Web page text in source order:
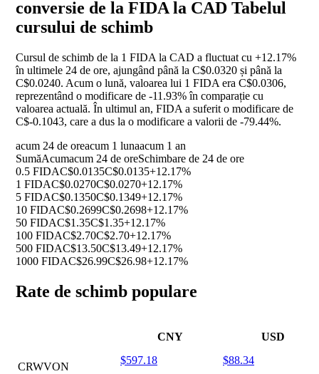
conversie de la FIDA la CAD Tabelul
cursului de schimb
Cursul de schimb de la 1 FIDA la CAD a fluctuat cu +12.17%
în ultimele 24 de ore, ajungând până la C$0.0320 și până la
C$0.0240. Acum o lună, valoarea lui 1 FIDA era C$0.0306,
reprezentând o modificare de -11.93%în comparație cu
valoarea actuală. În ultimul an, FIDA a suferit o modificare de
C$-0.1043, care a dus la o modificare a valorii de -79.44%.
acum 24 de oreacum 1 lunaacum 1 an
SumăAcumacum 24 de oreSchimbare de 24 de ore
0.5 FIDAC$0.0135C$0.0135+12.17%
1 FIDAC$0.0270C$0.0270+12.17%
5 FIDAC$0.1350C$0.1349+12.17%
10 FIDAC$0.2699C$0.2698+12.17%
50 FIDAC$1.35C$1.35+12.17%
100 FIDAC$2.70C$2.70+12.17%
500 FIDAC$13.50C$13.49+12.17%
1000 FIDAC$26.99C$26.98+12.17%
Rate de schimb populare
CNY USD
CRWVON
$597.18 $88.34